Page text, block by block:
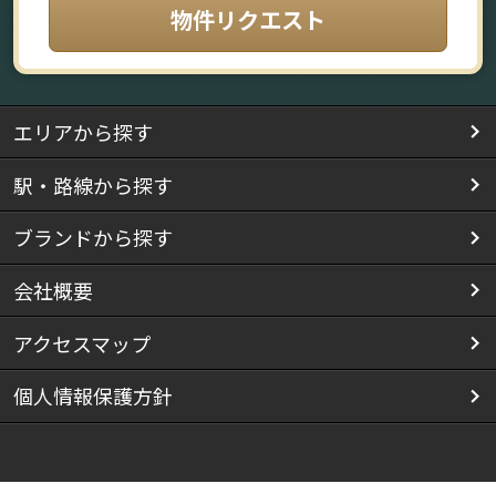
物件リクエスト
エリアから探す
駅・路線から探す
ブランドから探す
会社概要
アクセスマップ
個人情報保護方針